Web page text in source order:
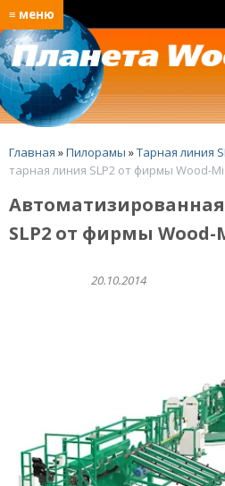
≡ меню
Главная »Пилорамы »Тарная линия
тарная линия SLP2 от фирмы Wood-
SLP2 от фирмы Wood-
20.10.2014